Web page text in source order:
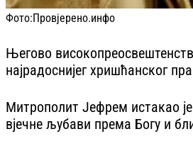
Фото:Провјерено.инфо
Његово
најрадоснијег хришћанског
Митрополит Јефрем истакао
вјечне љубави према Богу и